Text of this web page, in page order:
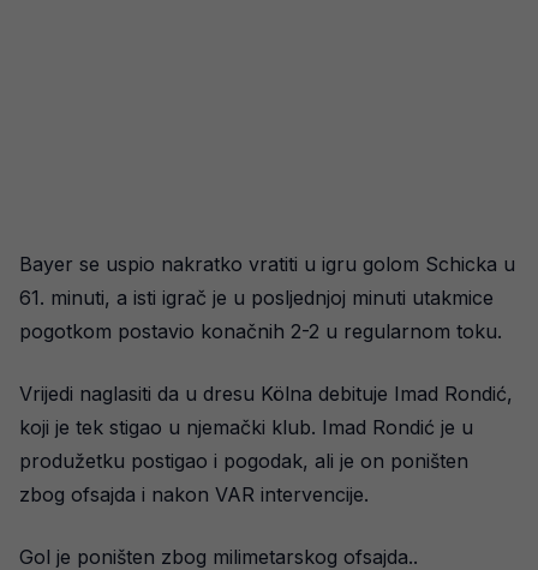
Bayer se uspio nakratko vratiti u igru golom Schicka u
61. minuti, a isti igrač je u posljednjoj minuti utakmice
pogotkom postavio konačnih 2-2 u regularnom toku.
Vrijedi naglasiti da u dresu Kölna debituje Imad Rondić,
koji je tek stigao u njemački klub. Imad Rondić je u
produžetku postigao i pogodak, ali je on poništen
zbog ofsajda i nakon VAR intervencije.
Gol je poništen zbog milimetarskog ofsajda..